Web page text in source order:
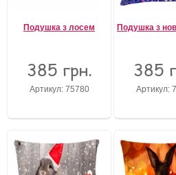
Подушка з лосем
385 грн.
Артикул: 75780
Подушка з
385
Артикул: